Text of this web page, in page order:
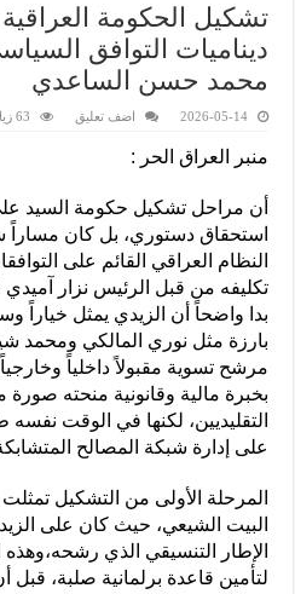
تشكيل الحكومة
ديناميات التوافق
محمد حسن الساعدي
2026-05-14 اضف تعليق 63 زيارة
منبر العراق الحر :
أن مراحل تشكيل حكومة السيد
استحقاق دستوري، بل كان
النظام العراقي القائم على
تكليفه من قبل الرئيس نزار
بدا واضحاً أن الزيدي يمثل خياراً
بارزة مثل نوري المالكي ومحمد
مرشح تسوية مقبولاً داخلياً
بخبرة مالية وقانونية منحته
التقليديين، لكنها في الوقت
على إدارة شبكة المصالح
المرحلة الأولى من التشكيل
البيت الشيعي، حيث كان على
الإطار التنسيقي الذي
لتأمين قاعدة برلمانية صلبة، قبل